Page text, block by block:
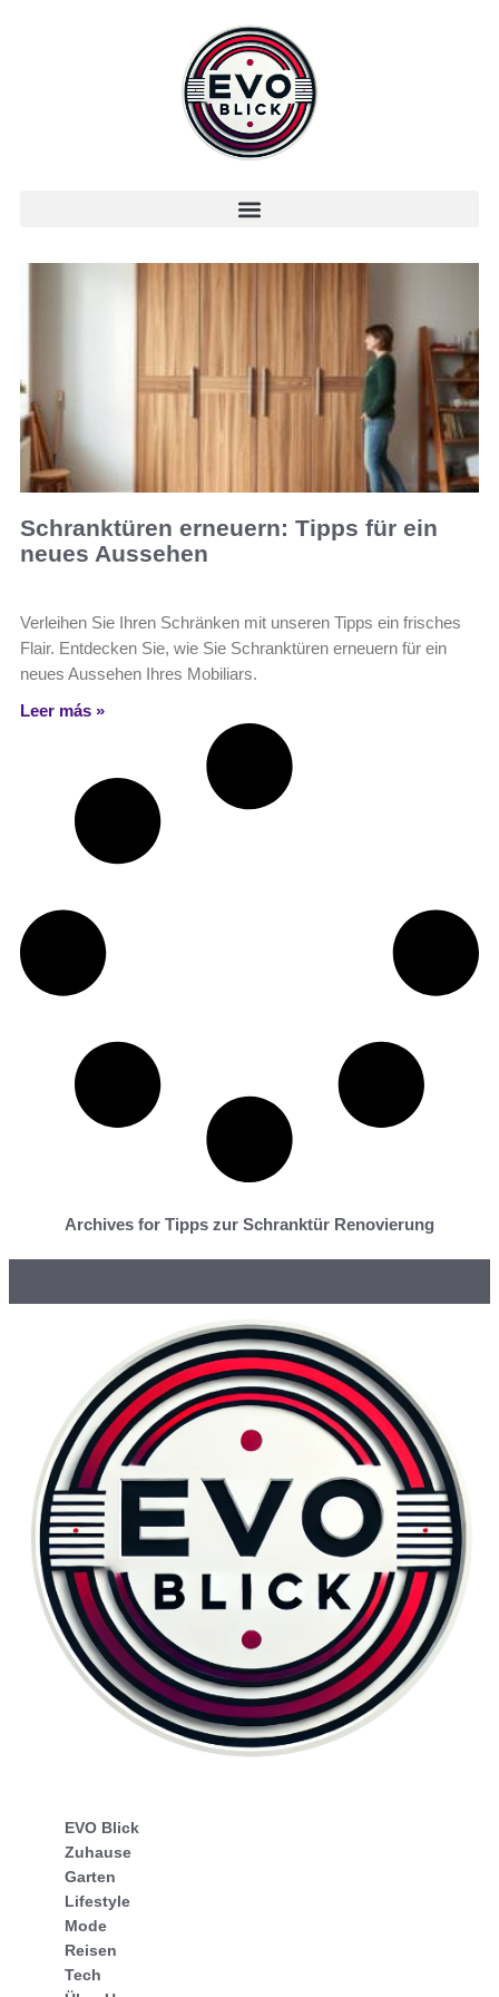
Schranktüren erneuern: Tipps für ein
neues Aussehen
Verleihen Sie Ihren Schränken mit unseren Tipps ein frisches
Flair. Entdecken Sie, wie Sie Schranktüren erneuern für ein
neues Aussehen Ihres Mobiliars.
Leer más »
Archives for Tipps zur Schranktür Renovierung
EVO Blick
Zuhause
Garten
Lifestyle
Mode
Reisen
Tech